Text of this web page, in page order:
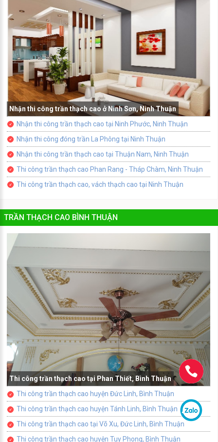
Nhận thi công trần thạch cao ở Ninh Sơn, Ninh Thuận
Nhận thi công trần thạch cao tại Ninh Phước, Ninh Thuận
Nhận thi công đóng trần La Phông tại Ninh Thuận
Nhận thi công trần thạch cao tại Thuận Nam, Ninh Thuận
Thi công trần thạch cao Phan Rang - Tháp Chàm, Ninh Thuận
Thi công trần thạch cao, vách thạch cao tại Ninh Thuận
TRẦN THẠCH CAO BÌNH THUẬN
Thi công trần thạch cao tại Phan Thiết, Bình Thuận
Thi công trần thạch cao huyện Đức Linh, Bình Thuận
Thi công trần thạch cao huyện Tánh Linh, Bình Thuận
Thi công trần thạch cao tại Võ Xu, Đức Linh, Bình Thuận
Thi công trần thạch cao huyện Tuy Phong, Bình Thuận